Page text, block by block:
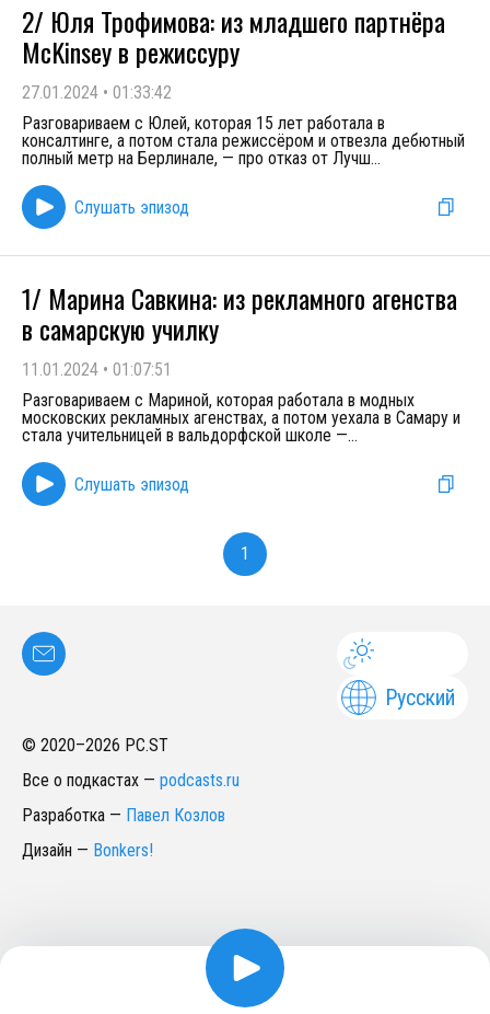
2/ Юля Трофимова: из младшего партнёра
McKinsey в режиссуру
27.01.2024 • 01:33:42
Разговариваем с Юлей, которая 15 лет работала в
консалтинге, а потом стала режиссёром и отвезла дебютный
полный метр на Берлинале, — про отказ от Лучш...
Слушать эпизод
1/ Марина Савкина: из рекламного агенства
в самарскую училку
11.01.2024 • 01:07:51
Разговариваем с Мариной, которая работала в модных
московских рекламных агенствах, а потом уехала в Самару и
стала учительницей в вальдорфской школе —...
Слушать эпизод
1
Русский
© 2020–2026 PC.ST
Все о подкастах — podcasts.ru
Разработка — Павел Козлов
Дизайн — Bonkers!